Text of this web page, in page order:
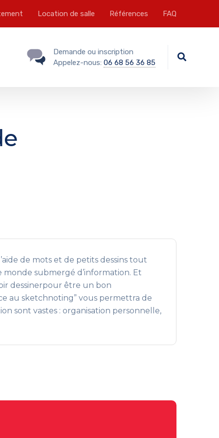
Location de salle Références FAQ
Demande ou inscription
Appelez-nous: 06 68 56 36 85
de mots et de petits dessins tout
monde submergé d’information. Et
dessinerpour être un bon
au sketchnoting” vous permettra de
sont vastes : organisation personnelle,